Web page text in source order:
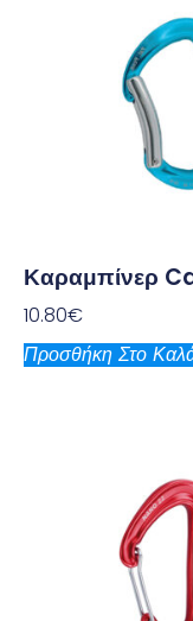
Καραμπίνερ
10.80€
Προσθήκη Στο